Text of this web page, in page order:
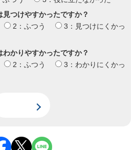
つけやすかったですか？
2：ふつう
3：見つけにくかっ
かりやすかったですか？
2：ふつう
3：わかりにくかっ